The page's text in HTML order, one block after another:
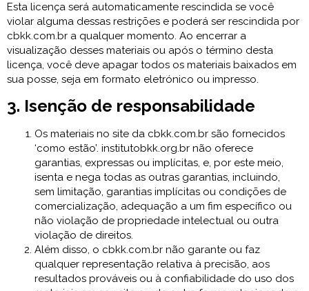
Esta licença será automaticamente rescindida se você
violar alguma dessas restrições e poderá ser rescindida por
cbkk.com.br a qualquer momento. Ao encerrar a
visualização desses materiais ou após o término desta
licença, você deve apagar todos os materiais baixados em
sua posse, seja em formato eletrónico ou impresso.
3. Isenção de responsabilidade
Os materiais no site da cbkk.com.br são fornecidos
‘como estão’. institutobkk.org.br não oferece
garantias, expressas ou implícitas, e, por este meio,
isenta e nega todas as outras garantias, incluindo,
sem limitação, garantias implícitas ou condições de
comercialização, adequação a um fim específico ou
não violação de propriedade intelectual ou outra
violação de direitos.
Além disso, o cbkk.com.br não garante ou faz
qualquer representação relativa à precisão, aos
resultados prováveis ou à confiabilidade do uso dos